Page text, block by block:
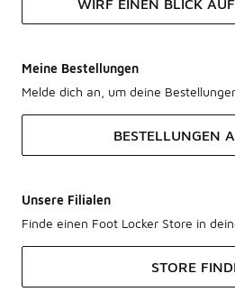
WIRF EINEN BLICK
Meine Bestellungen
Melde dich an, um deine
BESTELLUNGEN
Unsere Filialen
Finde einen Foot Locker Store in
STORE